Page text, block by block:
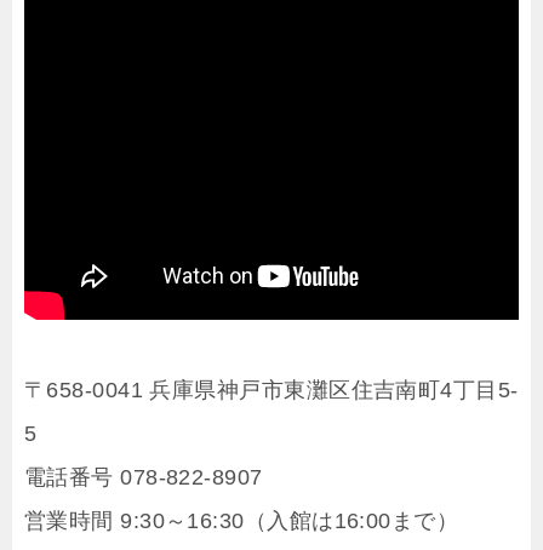
〒658-0041 兵庫県神戸市東灘区住吉南町4丁目5-
5
電話番号 078-822-8907
営業時間 9:30～16:30（入館は16:00まで）